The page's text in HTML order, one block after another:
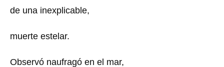
de una inexplicable,
muerte estelar.
Observó naufragó en el mar,